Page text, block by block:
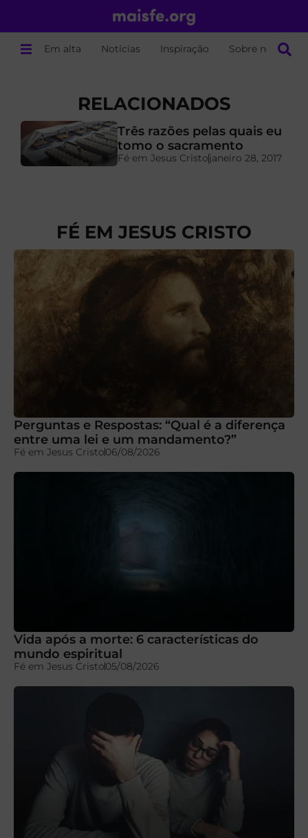
Em alta Notícias Inspiração Sobre nós
RELACIONADOS
Três razões pelas quais eu
tomo o sacramento
Fé em Jesus Cristojaneiro 28, 2017
FÉ EM JESUS CRISTO
Perguntas e Respostas: “Qual é a diferença
entre uma lei e um mandamento?”
Fé em Jesus Cristo06/08/2026
Vida após a morte: 6 características do
mundo espiritual
Fé em Jesus Cristo05/08/2026